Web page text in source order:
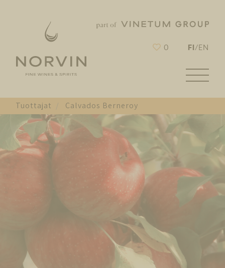
0 FI/EN
Tuottajat Calvados Berneroy